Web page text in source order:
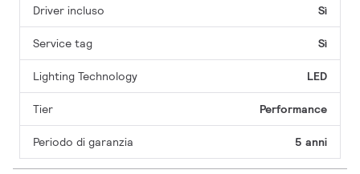
Driver incluso Sì
Service tag Sì
Lighting Technology LED
Tier Performance
Periodo di garanzia 5 anni